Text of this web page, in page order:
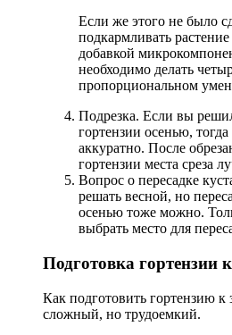
Если же этого не было
подкармливать
добавкой
необходимо делать
пропорциональном
Подрезка. Если вы
гортензии осенью, тогда
аккуратно. После
гортензии места среза
Вопрос о пересадке
решать весной, но
осенью тоже можно.
выбрать место для
Подготовка гортензии
Как подготовить гортензию к
сложный, но трудоемкий.